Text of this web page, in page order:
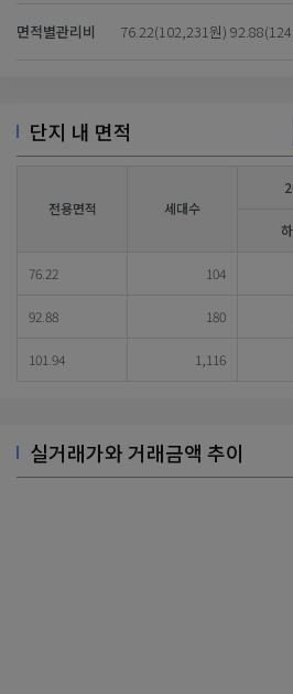
면적별관리비 76.22(102,231원)
단지 내 면적
전용면적 세대수
76.22 104
92.88 180
101.94 1,116
실거래가와 거래금액 추이